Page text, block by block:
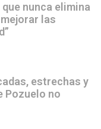
que nunca elimina
las
estrechas y
Pozuelo no